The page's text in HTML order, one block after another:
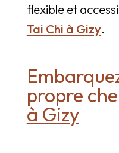
flexible et
Tai Chi à Gizy.
propre
à Gizy